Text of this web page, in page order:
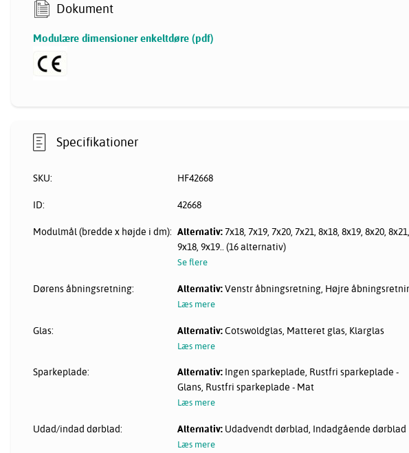
Dokument
Modulære dimensioner enkeltdøre (pdf)
Specifikationer
SKU: HF42668
ID: 42668
Modulmål (bredde x højde i dm): Alternativ:7x18, 7x19, 7x20, 7x21, 8x18, 8x19, 8x20, 8x21,
9x18, 9x19.. (16 alternativ)
Se flere
Dørens åbningsretning: Alternativ:Venstr åbningsretning, Højre
Læs mere
Glas: Alternativ:Cotswoldglas, Matteret glas, Klarglas
Læs mere
Sparkeplade: Alternativ: Ingen sparkeplade, Rustfri sparkeplade -
Glans, Rustfri sparkeplade - Mat
Læs mere
Udad/indad dørblad: Alternativ: Udadvendt dørblad, Indadgående dørblad
Læs mere